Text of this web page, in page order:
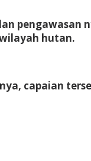
pengawasan
hutan.
capaian